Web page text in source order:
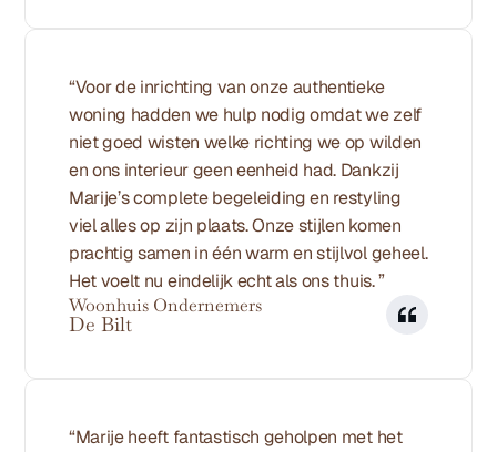
“Voor de inrichting van onze authentieke
woning hadden we hulp nodig omdat we zelf
niet goed wisten welke richting we op wilden
en ons interieur geen eenheid had. Dankzij
Marije’s complete begeleiding en restyling
viel alles op zijn plaats. Onze stijlen komen
prachtig samen in één warm en stijlvol geheel.
Het voelt nu eindelijk echt als ons thuis. ”
Woonhuis Ondernemers
De Bilt
“Marije heeft fantastisch geholpen met het